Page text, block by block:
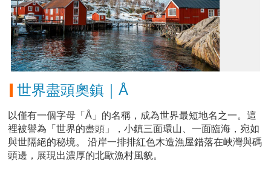
世界盡頭奧鎮｜Å
以僅有一個字母「Å」的名稱，成為世界最短地名之一。這
裡被譽為「世界的盡頭」，小鎮三面環山、一面臨海，宛如
與世隔絕的秘境。 沿岸一排排紅色木造漁屋錯落在峽灣與碼
頭邊，展現出濃厚的北歐漁村風貌。